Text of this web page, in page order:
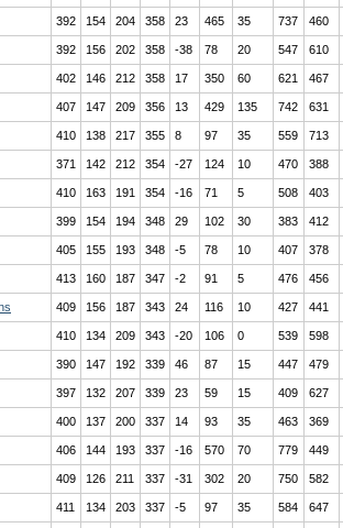
392 154 204 358 23 465 35 737 460
392 156 202 358 -38 78 20 547 610
402 146 212 358 17 350 60 621 467
407 147 209 356 13 429 135 742 631
410 138 217 355 8 97 35 559 713
371 142 212 354 -27 124 10 470 388
410 163 191 354 -16 71 5 508 403
399 154 194 348 29 102 30 383 412
405 155 193 348 -5 78 10 407 378
413 160 187 347 -2 91 5 476 456
409 156 187 343 24 116 10 427 441
410 134 209 343 -20 106 0 539 598
390 147 192 339 46 87 15 447 479
397 132 207 339 23 59 15 409 627
400 137 200 337 14 93 35 463 369
406 144 193 337 -16 570 70 779 449
409 126 211 337 -31 302 20 750 582
411 134 203 337 -5 97 35 584 647